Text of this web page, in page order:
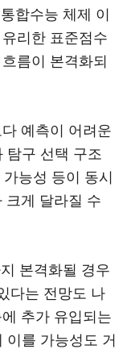
합수능 체제 이
리한 표준점수
름이 본격화되
예측이 어려운
탐구 선택 구조
능성 등이 동시
크게 달라질 수
본격화될 경우
다는 전망도 나
추가 유입되는
이를 가능성도 거